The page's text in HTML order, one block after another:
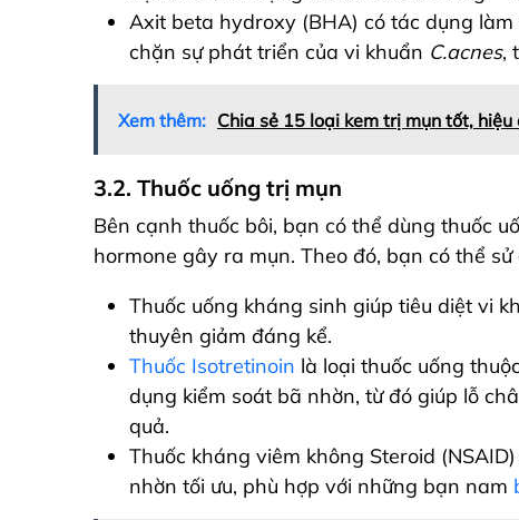
Axit beta hydroxy (BHA) có tác dụng
chặn sự phát triển của vi khuẩn C.acnes,
Xem thêm: Chia sẻ 15 loại kem trị mụn tốt,
3.2. Thuốc uống trị mụn
Bên cạnh thuốc bôi, bạn có thể dùng thuốc
hormone gây ra mụn. Theo đó, bạn có thể
Thuốc uống kháng sinh giúp tiêu diệt vi
thuyên giảm đáng kể.
Thuốc Isotretinoin là loại thuốc uống
dụng kiểm soát bã nhờn, từ đó giúp lỗ
quả.
Thuốc kháng viêm không Steroid
nhờn tối ưu, phù hợp với những bạn nam